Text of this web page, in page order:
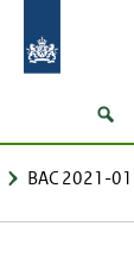
BAC 2021-